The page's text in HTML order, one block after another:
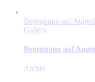
Begegnung auf
Gallery
Begegnung auf
Archiv